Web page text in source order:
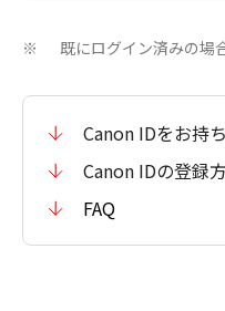
※ 既にログイン済みの場
Canon IDをお持
Canon IDの登録
FAQ